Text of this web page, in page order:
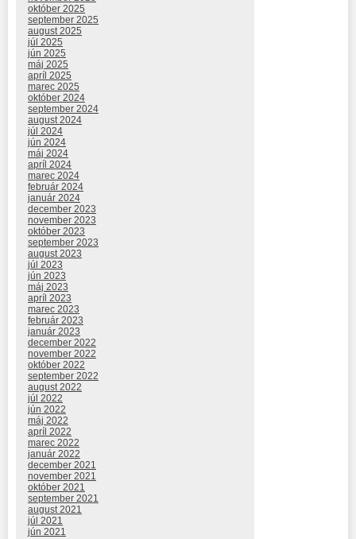
október 2025
september 2025
august 2025
júl 2025
jún 2025
máj 2025
apríl 2025
marec 2025
október 2024
september 2024
august 2024
júl 2024
jún 2024
máj 2024
apríl 2024
marec 2024
február 2024
január 2024
december 2023
november 2023
október 2023
september 2023
august 2023
júl 2023
jún 2023
máj 2023
apríl 2023
marec 2023
február 2023
január 2023
december 2022
november 2022
október 2022
september 2022
august 2022
júl 2022
jún 2022
máj 2022
apríl 2022
marec 2022
január 2022
december 2021
november 2021
október 2021
september 2021
august 2021
júl 2021
jún 2021